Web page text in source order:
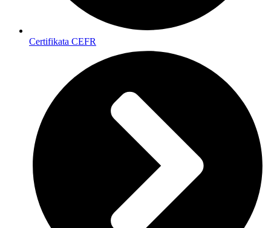
Certifikata CEFR